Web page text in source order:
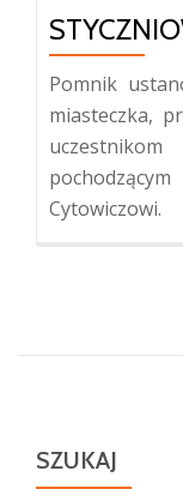
Pomnik
miasteczka,
Cytowiczowi.
SZUKAJ